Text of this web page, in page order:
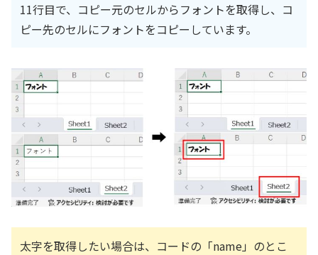
11行目で、コピー元のセルからフォントを取得し、コ
ピー先のセルにフォントをコピーしています。
太字を取得したい場合は、コードの「name」のとこ